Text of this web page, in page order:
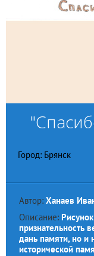
Город: Брянск
Автор: Ханаев
Описание:
признательность
дань памяти, но и
исторической